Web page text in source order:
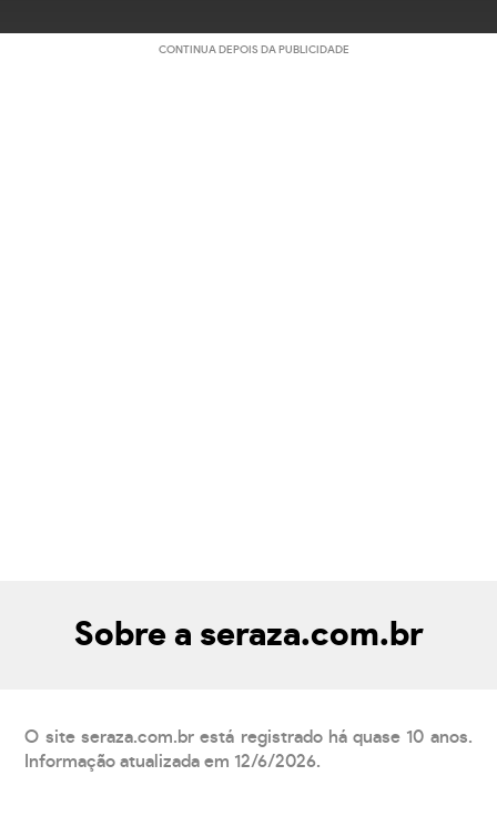
CONTINUA DEPOIS DA PUBLICIDADE
Sobre a seraza.com.br
O site seraza.com.br está registrado há quase 10 anos.
Informação atualizada em 12/6/2026.